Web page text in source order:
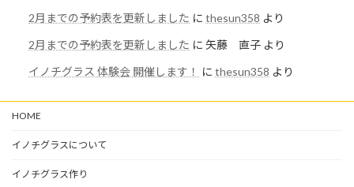
2月までの予約表を更新しました に thesun358 より
2月までの予約表を更新しました に 矢藤 直子 より
イノチグラス 体験会 開催します！
に thesun358 より
HOME
イノチグラスについて
イノチグラス作り